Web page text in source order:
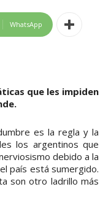
WhatsApp
que les impiden
es la regla y la
los argentinos que
debido a la
país está sumergido.
son otro ladrillo más